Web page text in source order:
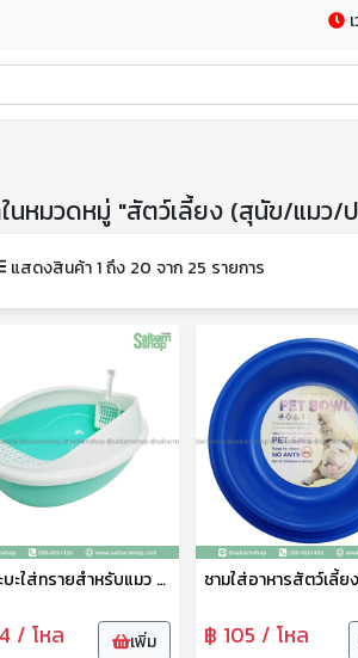
นหมวดหมู่ "สัตว์เลี้ยง (สุนัข/แมว/
แสดงสินค้า 1 ถึง 20 จาก 25 รายการ
เซ็ตกระบะใส่ทรายสำหรับแมว No.1802 SRT
/ โหล เพิ่ม ฿ 105 / โหล